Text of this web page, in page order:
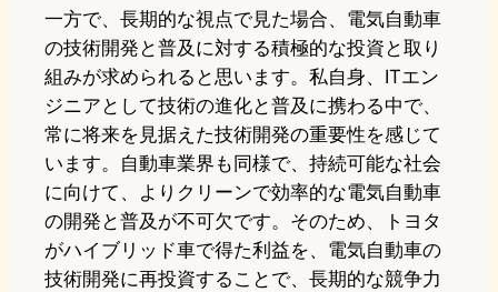
一方で、長期的な視点で見た場合、電気自動車
の技術開発と普及に対する積極的な投資と取り
組みが求められると思います。私自身、ITエン
ジニアとして技術の進化と普及に携わる中で、
常に将来を見据えた技術開発の重要性を感じて
います。自動車業界も同様で、持続可能な社会
に向けて、よりクリーンで効率的な電気自動車
の開発と普及が不可欠です。そのため、トヨタ
がハイブリッド車で得た利益を、電気自動車の
技術開発に再投資することで、長期的な競争力